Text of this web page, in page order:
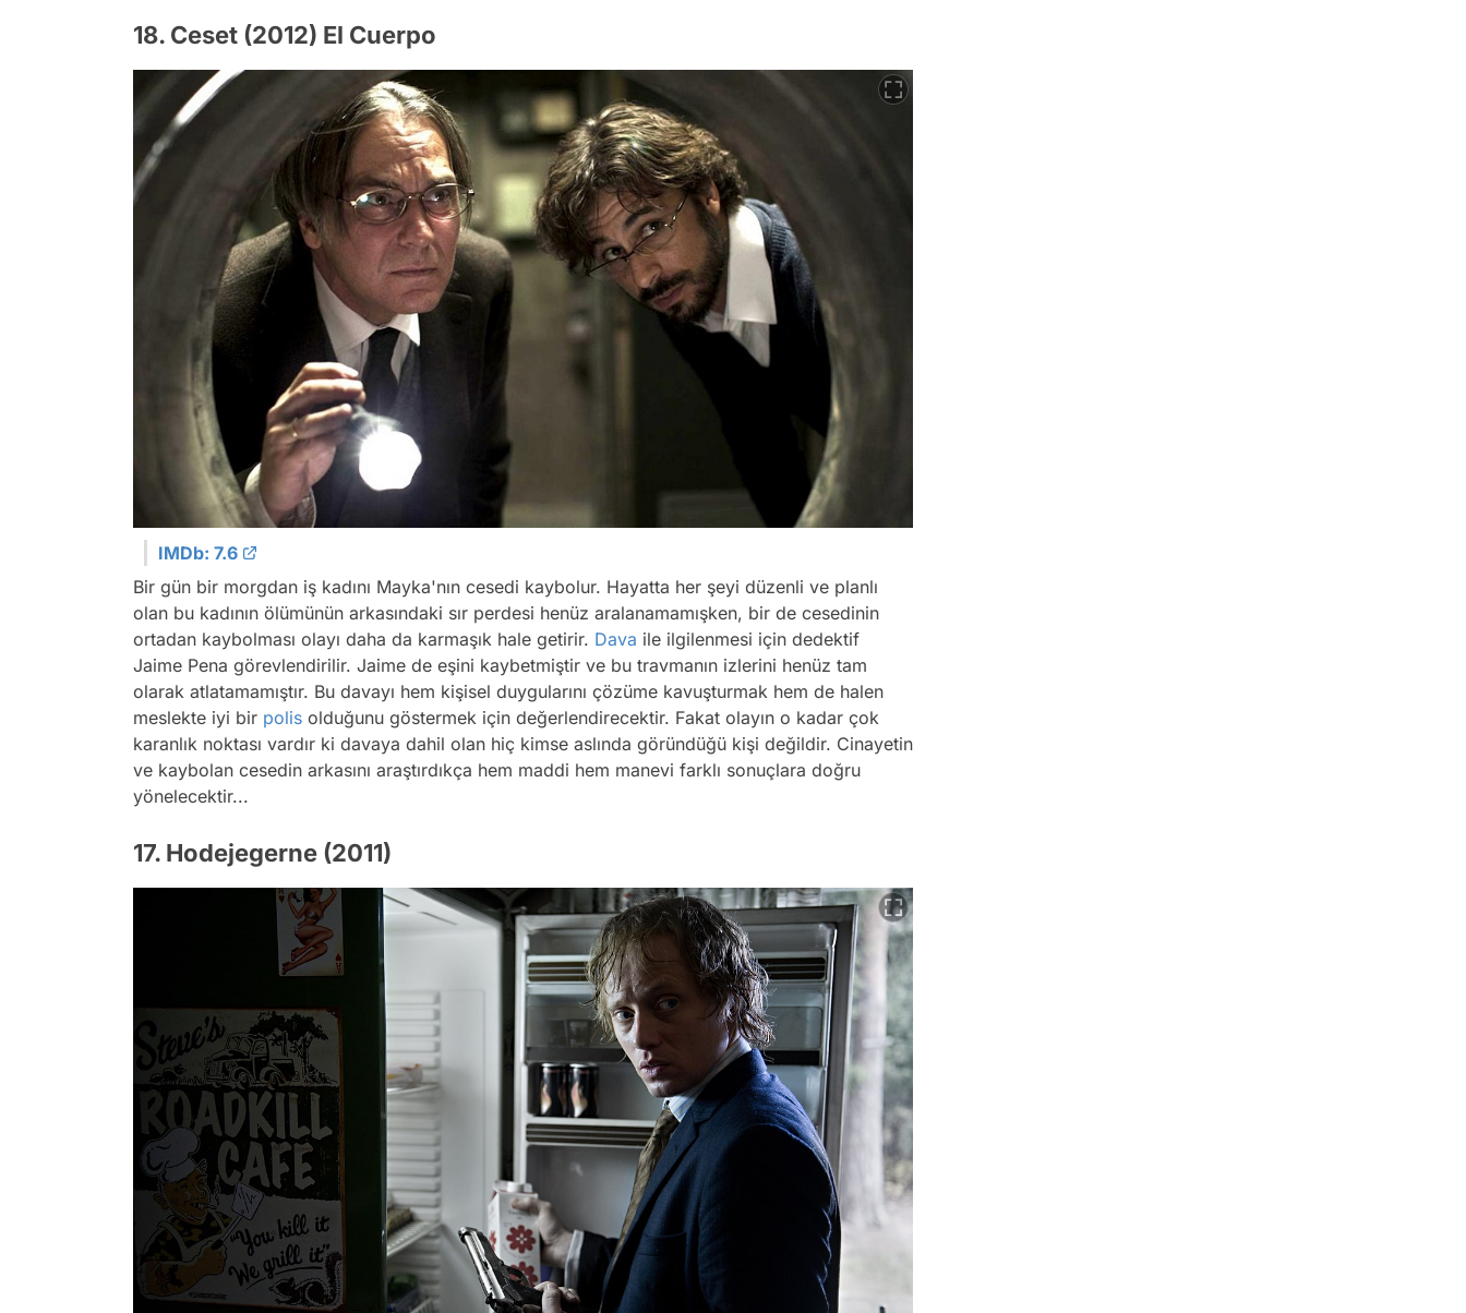
18. Ceset (2012) El Cuerpo
IMDb: 7.6
Bir gün bir morgdan iş kadını Mayka'nın cesedi kaybolur. Hayatta her şeyi düzenli ve planlı
olan bu kadının ölümünün arkasındaki sır perdesi henüz aralanamamışken, bir de cesedinin
ortadan kaybolması olayı daha da karmaşık hale getirir. Dava ile ilgilenmesi için dedektif
Jaime Pena görevlendirilir. Jaime de eşini kaybetmiştir ve bu travmanın izlerini henüz tam
olarak atlatamamıştır. Bu davayı hem kişisel duygularını çözüme kavuşturmak hem de halen
meslekte iyi bir polis olduğunu göstermek için değerlendirecektir. Fakat olayın o kadar çok
karanlık noktası vardır ki davaya dahil olan hiç kimse aslında göründüğü kişi değildir. Cinayetin
ve kaybolan cesedin arkasını araştırdıkça hem maddi hem manevi farklı sonuçlara doğru
yönelecektir...
17. Hodejegerne (2011)